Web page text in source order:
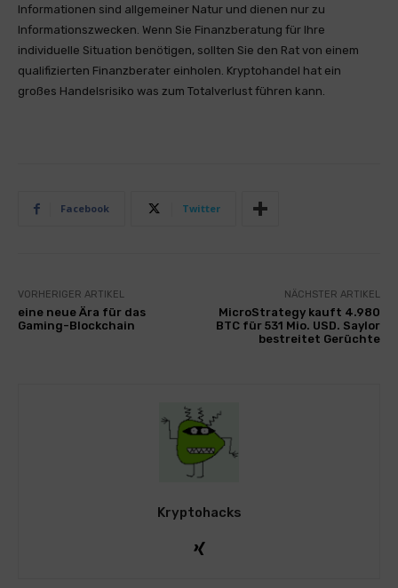
Informationen sind allgemeiner Natur und dienen nur zu
Informationszwecken. Wenn Sie Finanzberatung für Ihre
individuelle Situation benötigen, sollten Sie den Rat von einem
qualifizierten Finanzberater einholen. Kryptohandel hat ein
großes Handelsrisiko was zum Totalverlust führen kann.
Facebook Twitter
VORHERIGER ARTIKEL
eine neue Ära für das
Gaming-Blockchain
NÄCHSTER ARTIKEL
MicroStrategy kauft 4.980
BTC für 531 Mio. USD. Saylor
bestreitet Gerüchte
Kryptohacks